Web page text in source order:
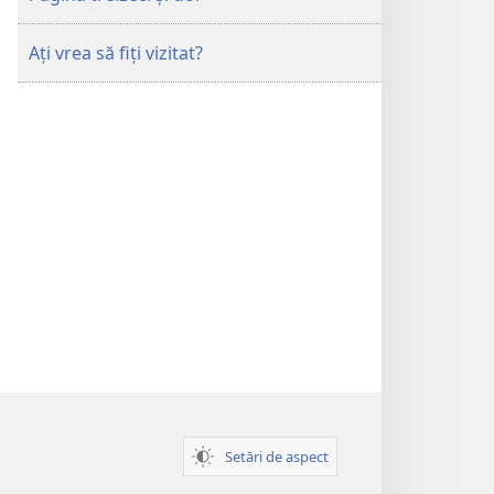
Aţi vrea să fiţi vizitat?
Setări de aspect